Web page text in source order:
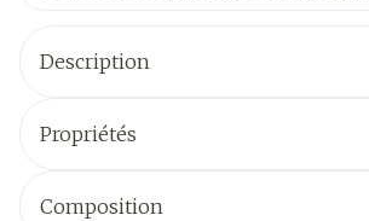
Description
Propriétés
Composition